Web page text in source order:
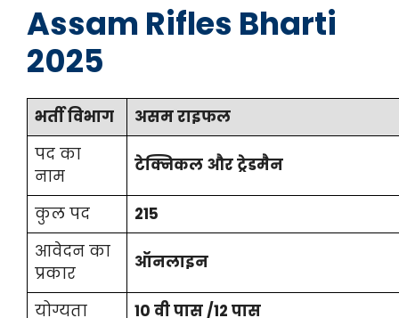
Assam Rifles Bharti
2025
भर्ती विभाग
असम राइफल
पद का
नाम
टेक्निकल और ट्रेडमैन
कुल पद
215
आवेदन का
प्रकार
ऑनलाइन
योग्यता
10 वी पास /12 पास